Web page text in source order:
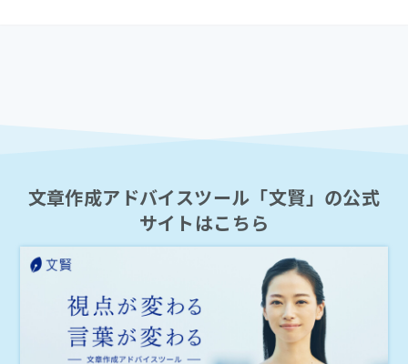
文章作成アドバイスツール「文賢」の公式
サイトはこちら